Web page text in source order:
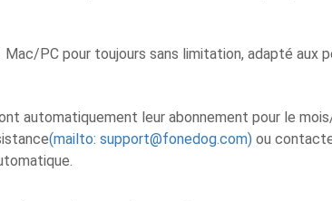
PC pour toujours sans limitation, adapté aux
automatiquement leur abonnement pour le
(mailto: support@fonedog.com) ou